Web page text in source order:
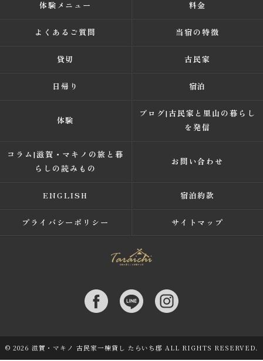
体験メニュー 料金
よくあるご質問 当宿の特徴
貸切 古民家
日帰り 宿泊
体験
ブログ|古民家と里山の暮らし
を発信
コラム|滋賀・マキノの旅と暮
らしの読みもの
お問い合わせ
ENGLISH 宿泊約款
プライバシーポリシー サイトマップ
© 2026 滋賀・マキノ 古民家一棟貸し たらいち邸 ALL RIGHTS RESERVED.